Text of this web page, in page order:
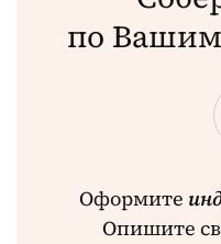
по
Оформите
Опишите